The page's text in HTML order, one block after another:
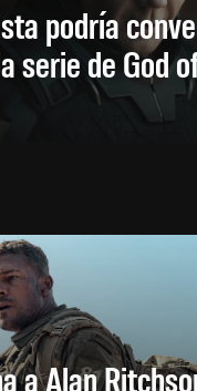
podría
serie de God
a Alan